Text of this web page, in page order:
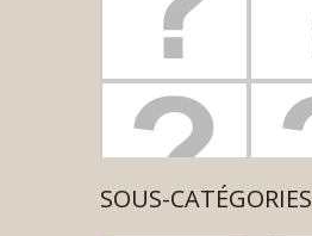
SOUS-CATÉGORIES